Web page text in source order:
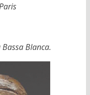
Blanca.